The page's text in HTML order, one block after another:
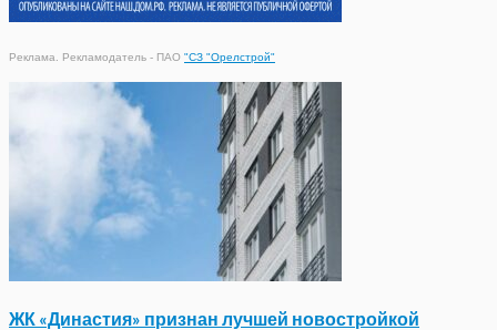
Реклама. Рекламодатель - ПАО "СЗ "Орелстрой"
ЖК «Династия» признан лучшей новостройкой